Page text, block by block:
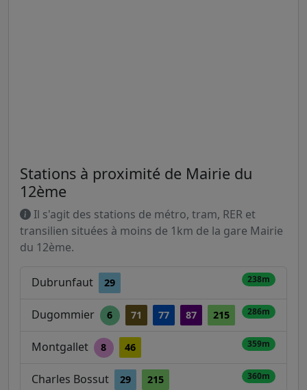
Stations à proximité de Mairie du
12ème
Il s'agit des stations de métro, tram, RER et
transilien situées à moins de 1km de la gare Mairie
du 12ème.
Dubrunfaut 29 238m
Dugommier 6 71 77 87 215 286m
Montgallet 8 46 359m
Charles Bossut 29 215 360m